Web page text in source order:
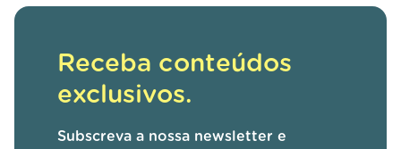
Receba conteúdos
exclusivos.
Subscreva a nossa newsletter e